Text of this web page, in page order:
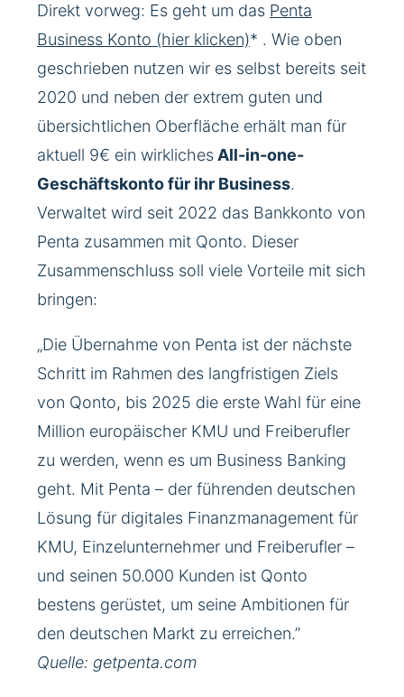
Direkt vorweg: Es geht um das Penta
Business Konto (hier klicken)* . Wie oben
geschrieben nutzen wir es selbst bereits seit
2020 und neben der extrem guten und
übersichtlichen Oberfläche erhält man für
aktuell 9€ ein wirkliches All-in-one-
Geschäftskonto für ihr Business.
Verwaltet wird seit 2022 das Bankkonto von
Penta zusammen mit Qonto. Dieser
Zusammenschluss soll viele Vorteile mit sich
bringen:
„Die Übernahme von Penta ist der nächste
Schritt im Rahmen des langfristigen Ziels
von Qonto, bis 2025 die erste Wahl für eine
Million europäischer KMU und Freiberufler
zu werden, wenn es um Business Banking
geht. Mit Penta – der führenden deutschen
Lösung für digitales Finanzmanagement für
KMU, Einzelunternehmer und Freiberufler –
und seinen 50.000 Kunden ist Qonto
bestens gerüstet, um seine Ambitionen für
den deutschen Markt zu erreichen.”
Quelle: getpenta.com